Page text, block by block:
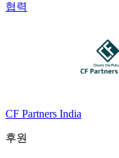
협력
CF Partners India
후원